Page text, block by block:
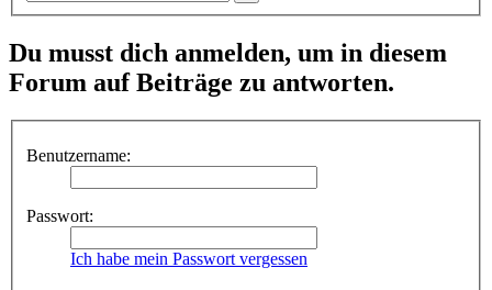
Du musst dich anmelden, um in diesem
Forum auf Beiträge zu antworten.
Benutzername:
Passwort:
Ich habe mein Passwort vergessen